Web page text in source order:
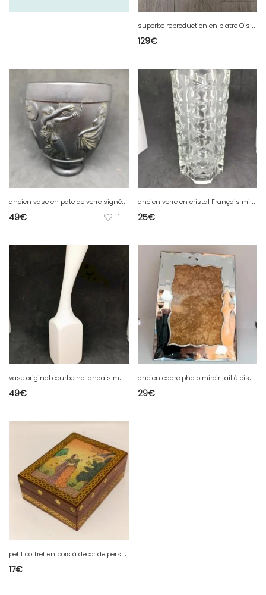
s
uperbe reproduction en platre Oiseau chimérique se mordant la patte poitiers 12eme siecle
129€
a
ncien vase en pate de verre signé Georges de Feure en etat correct
49€ 1
a
ncien verre en cristal Français milieu du 20eme siecle en bon etat
25€
v
ase original courbe hollandais marque cor unum en bon etat
49€
a
ncien cadre photo miroir taillé biseauté vers 1950 en bon etat
29€
p
etit coffret en bois à decor de personnage indien? avec incrustation en bon etat
17€